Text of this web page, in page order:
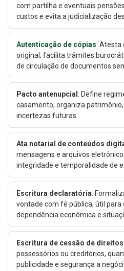
com partilha e eventuais
custos e evita a judicialização
Autenticação de cópias: Atesta
original; facilita trâmites
de circulação de documentos
Pacto antenupcial : Define
casamento; organiza
incertezas futuras.
Ata notarial de conteúdos
mensagens e arquivos
integridade e temporalidade de
Escritura declaratória:
vontade com fé pública; útil para
dependência econômica e
Escritura de cessão de direitos
possessórios ou creditórios,
publicidade e segurança a